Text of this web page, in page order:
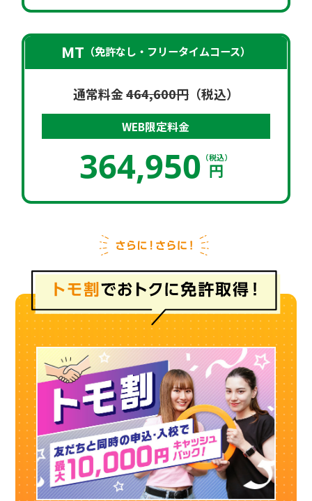
MT （免許なし・フリータイムコース）
通常料金464,600円（税込）
WEB限定料金
364,950 （税込）
円